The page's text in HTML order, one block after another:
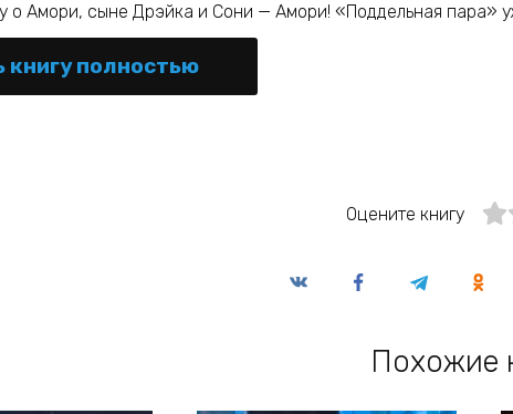
о Амори, сыне Дрэйка и Сони — Амори! «Поддельная пара»
книгу полностью
Оцените книгу
Похожие